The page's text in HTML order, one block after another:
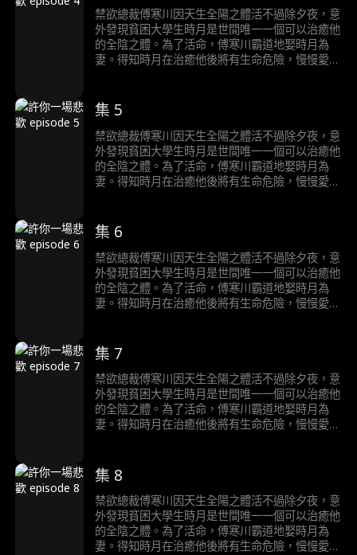
禁欲總裁傅寒川因天生全陽之體活不過除夕夜，意
外發現貧困大學生時月是世間唯一一個可以治癒他
的全陰之體。為了活命，傅寒川霸道地娶時月為
妻。得知時月在治癒他後將有生命危險，慢慢愛上
集 5
禁欲總裁傅寒川因天生全陽之體活不過除夕夜，意
外發現貧困大學生時月是世間唯一一個可以治癒他
的全陰之體。為了活命，傅寒川霸道地娶時月為
妻。得知時月在治癒他後將有生命危險，慢慢愛上
集 6
禁欲總裁傅寒川因天生全陽之體活不過除夕夜，意
外發現貧困大學生時月是世間唯一一個可以治癒他
的全陰之體。為了活命，傅寒川霸道地娶時月為
妻。得知時月在治癒他後將有生命危險，慢慢愛上
集 7
禁欲總裁傅寒川因天生全陽之體活不過除夕夜，意
外發現貧困大學生時月是世間唯一一個可以治癒他
的全陰之體。為了活命，傅寒川霸道地娶時月為
妻。得知時月在治癒他後將有生命危險，慢慢愛上
集 8
禁欲總裁傅寒川因天生全陽之體活不過除夕夜，意
外發現貧困大學生時月是世間唯一一個可以治癒他
的全陰之體。為了活命，傅寒川霸道地娶時月為
妻。得知時月在治癒他後將有生命危險，慢慢愛上